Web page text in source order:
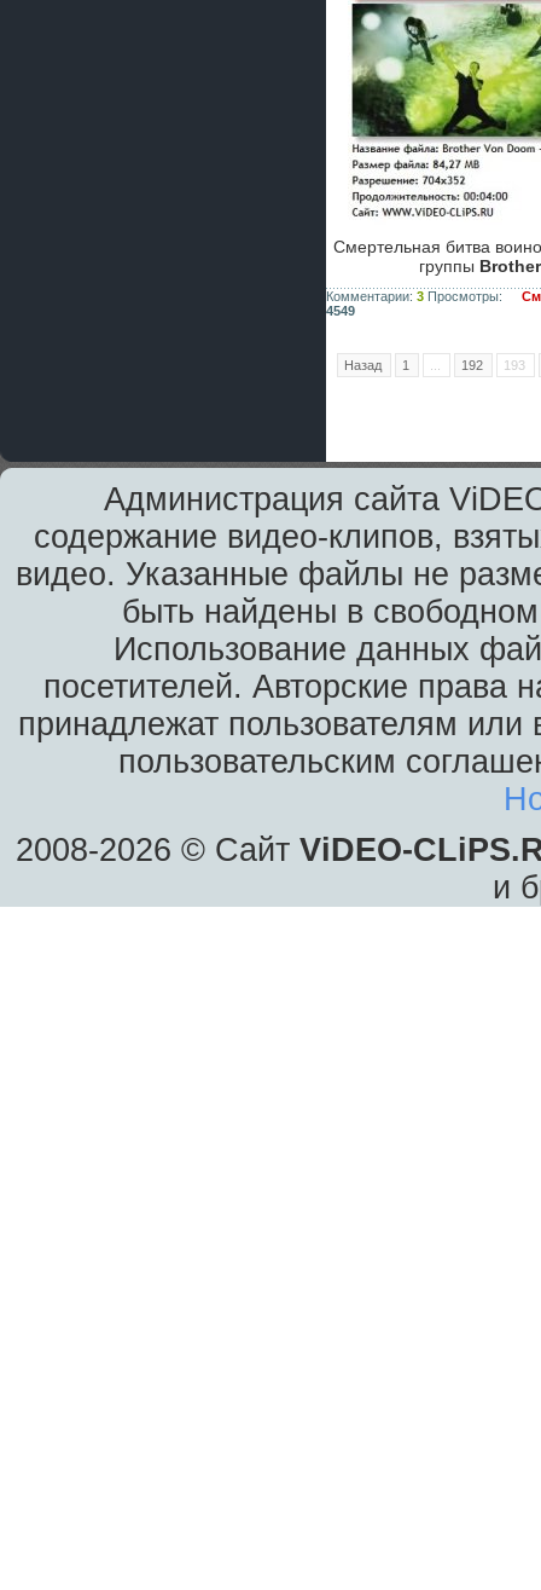
Смертельная битва
группы
Комментарии: 3 Просмотры:
4549
Назад 1 192 193
Администрация сайта
содержание видео-клипов,
видео. Указанные файлы не
быть найдены в
Использование данных
посетителей. Авторские права
принадлежат пользователям или
пользовательским
2008-2026 © Сайт ViDEO-
и